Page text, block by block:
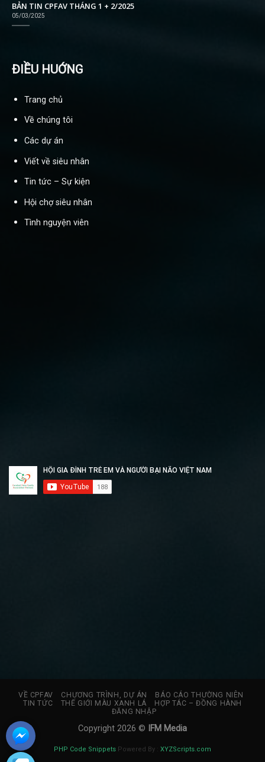
BẢN TIN CPFAV THÁNG 1 + 2/2025
05/03/2025
ĐIỀU HUỚNG
Trang chủ
Về chúng tôi
Các dự án
Viết về siêu nhân
Tin tức – Sự kiện
Hội chợ siêu nhân
Tình nguyện viên
VỀ CPFAV CHƯƠNG TRÌNH, DỰ ÁN
BÁO CÁO THƯỜNG NIÊN
TIN TỨC
THẾ GIỚI MÀU XANH LÁ
HỢP TÁC – ĐỒNG HÀNH
ĐĂNG NHẬP
Copyright 2026 © IFM Media
PHP Code Snippets Powered By : XYZScripts.com